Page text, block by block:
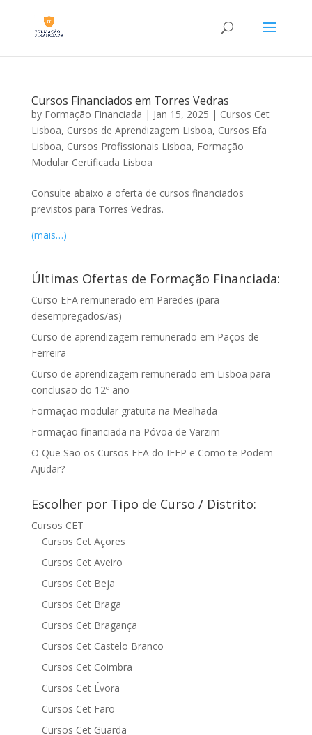
Cursos Financiados em Torres Vedras
by Formação Financiada | Jan 15, 2025 | Cursos Cet
Lisboa, Cursos de Aprendizagem Lisboa, Cursos Efa
Lisboa, Cursos Profissionais Lisboa, Formação
Modular Certificada Lisboa
Consulte abaixo a oferta de cursos financiados
previstos para Torres Vedras.
(mais…)
Últimas Ofertas de Formação Financiada:
Curso EFA remunerado em Paredes (para
desempregados/as)
Curso de aprendizagem remunerado em Paços de
Ferreira
Curso de aprendizagem remunerado em Lisboa para
conclusão do 12º ano
Formação modular gratuita na Mealhada
Formação financiada na Póvoa de Varzim
O Que São os Cursos EFA do IEFP e Como te Podem
Ajudar?
Escolher por Tipo de Curso / Distrito:
Cursos CET
Cursos Cet Açores
Cursos Cet Aveiro
Cursos Cet Beja
Cursos Cet Braga
Cursos Cet Bragança
Cursos Cet Castelo Branco
Cursos Cet Coimbra
Cursos Cet Évora
Cursos Cet Faro
Cursos Cet Guarda